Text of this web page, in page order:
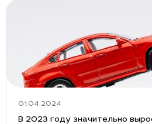
01.04.2024
В 2023 году значительно